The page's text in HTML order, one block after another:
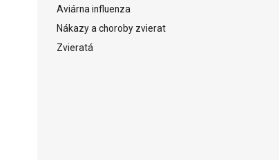
Aviárna influenza
Nákazy a choroby zvierat
Zvieratá